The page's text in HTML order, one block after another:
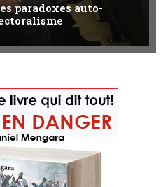
paradoxes auto-